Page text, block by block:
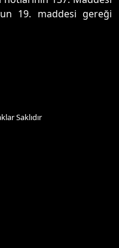
19. maddesi gereği
Saklıdır